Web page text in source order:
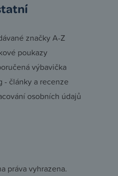
značky A-Z
poukazy
výbavička
- články a recenze
osobních údajů
práva vyhrazena.